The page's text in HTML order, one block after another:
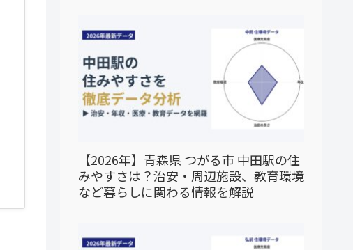
【2026年】青森県 つがる市 中田駅の住
みやすさは？治安・周辺施設、教育環境
など暮らしに関わる情報を解説